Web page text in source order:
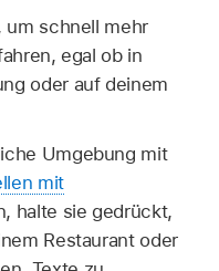
um schnell mehr
egal ob in
oder auf deinem
Umgebung mit
mit
halte sie gedrückt,
Restaurant oder